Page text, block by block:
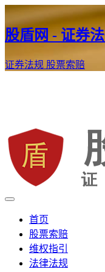
股盾网 - 证券
证券法规 股票索赔
股盾网
证券股票维权网
首页
股票索赔
维权指引
法律法规